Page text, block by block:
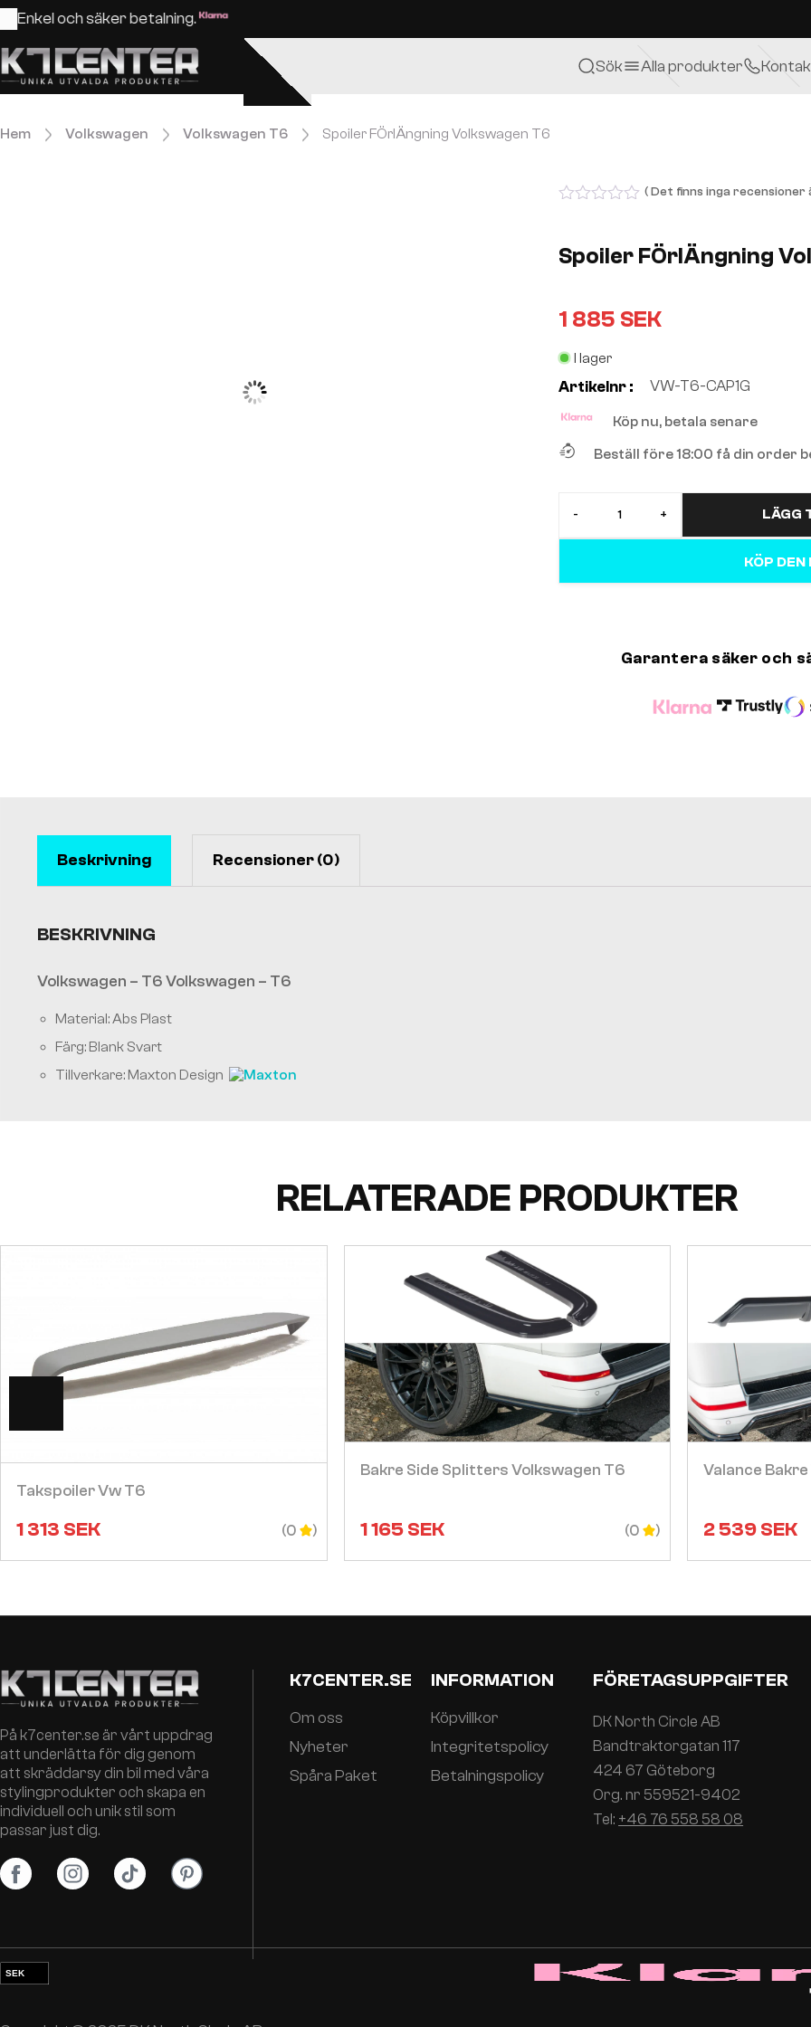
Enkel och säker betalning.
Sök Alla produkter
Hem Volkswagen Volkswagen T6 Spoiler FÖrlÄngning Volkswagen T6
of
5
( Det finns inga recensioner
Spoiler FÖrlÄngning
1 885 SEK
I lager
Artikelnr : VW-T6-CAP1G
Köp nu, betala senare
Beställ före 18:00 få din order
- + LÄGG
KÖP DEN
Garantera säker och
Beskrivning Recensioner (0)
BESKRIVNING
Volkswagen – T6 Volkswagen – T6
Material: Abs Plast
Färg: Blank Svart
Tillverkare: Maxton Design
RELATERADE PRODUKTER
Takspoiler Vw T6
1 313 SEK (0
Visa
Bakre Side Splitters Volkswagen T6
1 165SEK (0
Visa
Valance
2 539SEK
På k7center.se är vårt uppdrag
att underlätta för dig genom
att skräddarsy din bil med våra
stylingprodukter och skapa en
individuell och unik stil som
passar just dig.
K7CENTER.SE
Om oss
Nyheter
Spåra Paket
INFORMATION
Köpvillkor
Integritetspolicy
Betalningspolicy
FÖRETAGSUPPGIFTER
DK North Circle AB
Bandtraktorgatan 117
424 67 Göteborg
Org. nr 559521-9402
Tel: +46 76 558 58 08
SEK